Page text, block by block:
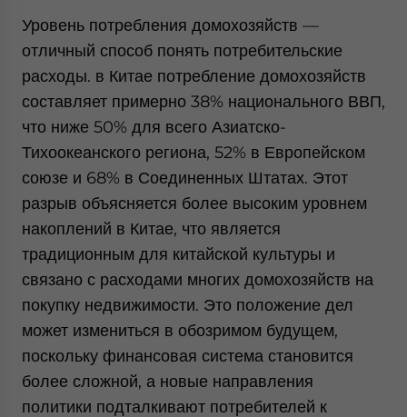
Уровень потребления домохозяйств —
отличный способ понять потребительские
расходы. в Китае потребление домохозяйств
составляет примерно 38% национального ВВП,
что ниже 50% для всего Азиатско-
Тихоокеанского региона, 52% в Европейском
союзе и 68% в Соединенных Штатах. Этот
разрыв объясняется более высоким уровнем
накоплений в Китае, что является
традиционным для китайской культуры и
связано с расходами многих домохозяйств на
покупку недвижимости. Это положение дел
может измениться в обозримом будущем,
поскольку финансовая система становится
более сложной, а новые направления
политики подталкивают потребителей к